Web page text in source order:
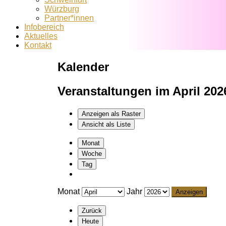
Würzburg
Partner*innen
Infobereich
Aktuelles
Kontakt
Kalender
Veranstaltungen im April
Anzeigen als Raster
Ansicht als Liste
Monat
Woche
Tag
Monat Jahr
Zurück
Heute